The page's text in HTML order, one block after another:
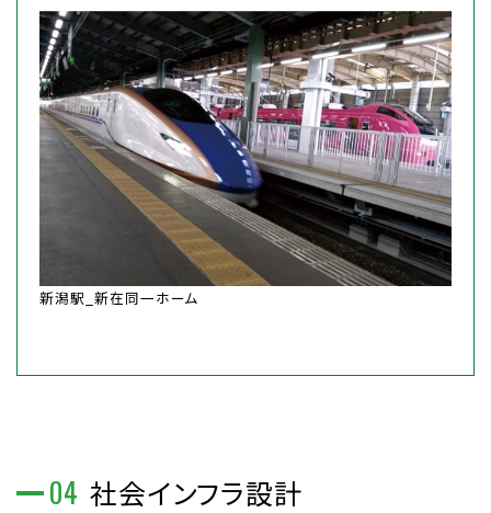
新潟駅_新在同一ホーム
04 社会インフラ設計